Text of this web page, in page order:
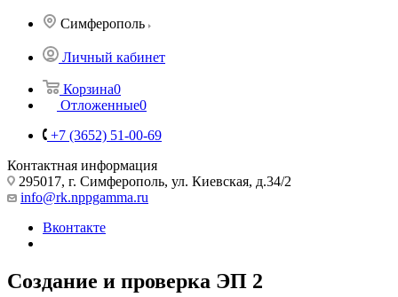
Симферополь
Личный кабинет
Корзина0
Отложенные0
+7 (3652) 51-00-69
Контактная информация
295017, г. Симферополь, ул. Киевская, д.34/2
info@rk.nppgamma.ru
Вконтакте
Создание и проверка ЭП 2